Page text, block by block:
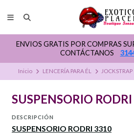
ENVIOS GRATIS POR COMPRAS
CONTÁCTANOS
Inicio LENCERÍA PARA ÉL JOCKSTRAP
SUSPENSORIO RODRI
DESCRIPCIÓN
SUSPENSORIO RODRI 3310